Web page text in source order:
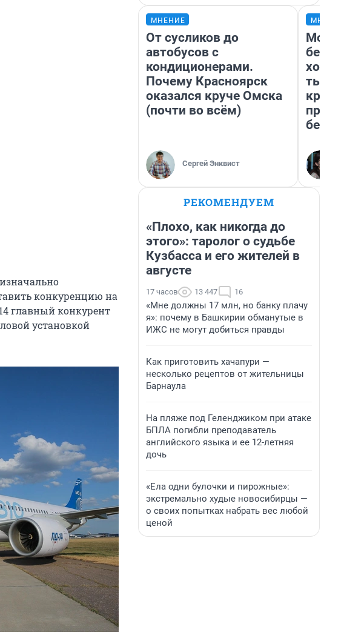
конкуренцию на
главный конкурент
установкой
МНЕНИЕ
От сусликов до
автобусов с
кондиционерами.
Почему Красноярск
оказался круче Омска
(почти во всём)
Сергей Энквист
Мой
РЕКОМЕНДУЕМ
«Плохо, как никогда до
этого»: таролог о судьбе
Кузбасса и его жителей в
августе
17 часов 13 447 16
«Мне должны 17 млн, но банку плачу
я»: почему в Башкирии обманутые в
ИЖС не могут добиться правды
Как приготовить хачапури —
несколько рецептов от жительницы
Барнаула
На пляже под Геленджиком при атаке
БПЛА погибли преподаватель
английского языка и ее 12-летняя
дочь
«Ела одни булочки и пирожные»:
экстремально худые новосибирцы —
о своих попытках набрать вес любой
ценой